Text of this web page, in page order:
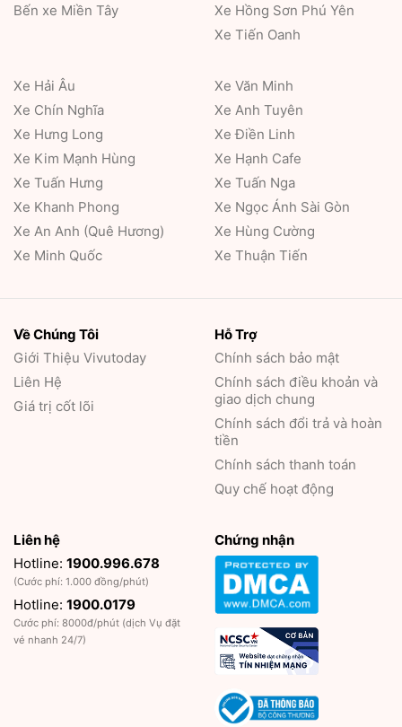
Bến xe Miền Tây
Xe Hồng Sơn Phú Yên
Xe Tiến Oanh
Xe Hải Âu
Xe Chín Nghĩa
Xe Hưng Long
Xe Kim Mạnh Hùng
Xe Tuấn Hưng
Xe Khanh Phong
Xe An Anh (Quê Hương)
Xe Minh Quốc
Xe Văn Minh
Xe Anh Tuyên
Xe Điền Linh
Xe Hạnh Cafe
Xe Tuấn Nga
Xe Ngọc Ánh Sài Gòn
Xe Hùng Cường
Xe Thuận Tiến
Về Chúng Tôi
Giới Thiệu Vivutoday
Liên Hệ
Giá trị cốt lõi
Hỗ Trợ
Chính sách bảo mật
Chính sách điều khoản và
giao dịch chung
Chính sách đổi trả và hoàn
tiền
Chính sách thanh toán
Quy chế hoạt động
Liên hệ
Hotline: 1900.996.678
(Cước phí: 1.000 đồng/phút)
Hotline: 1900.0179
Cước phí: 8000đ/phút (dịch Vụ đặt
vé nhanh 24/7)
Chứng nhận